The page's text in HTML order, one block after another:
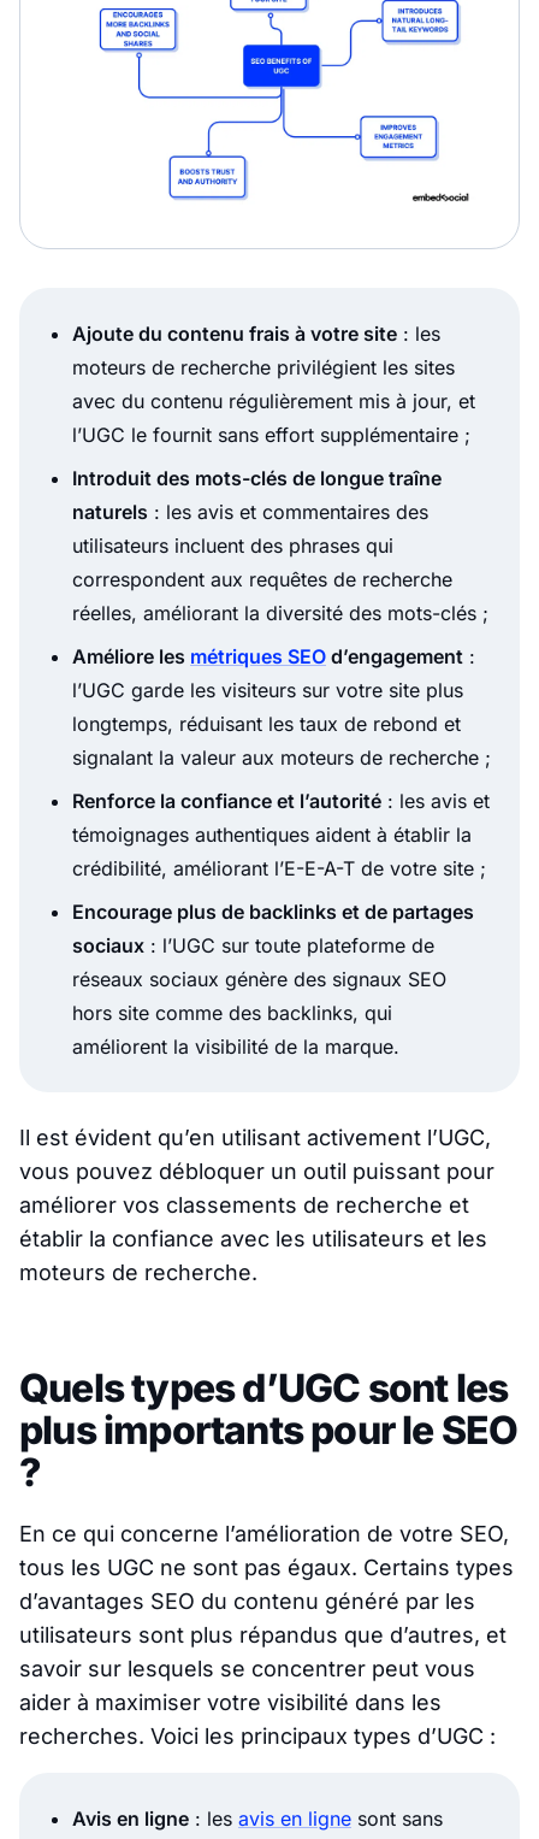
Ajoute du contenu frais à votre site : les
moteurs de recherche privilégient les sites
avec du contenu régulièrement mis à jour, et
l’UGC le fournit sans effort supplémentaire ;
Introduit des mots-clés de longue traîne
naturels : les avis et commentaires des
utilisateurs incluent des phrases qui
correspondent aux requêtes de recherche
réelles, améliorant la diversité des mots-clés ;
Améliore les métriques SEO d’engagement :
l’UGC garde les visiteurs sur votre site plus
longtemps, réduisant les taux de rebond et
signalant la valeur aux moteurs de recherche ;
Renforce la confiance et l’autorité : les avis et
témoignages authentiques aident à établir la
crédibilité, améliorant l’E-E-A-T de votre site ;
Encourage plus de backlinks et de partages
sociaux : l’UGC sur toute plateforme de
réseaux sociaux génère des signaux SEO
hors site comme des backlinks, qui
améliorent la visibilité de la marque.
Il est évident qu’en utilisant activement l’UGC,
vous pouvez débloquer un outil puissant pour
améliorer vos classements de recherche et
établir la confiance avec les utilisateurs et les
moteurs de recherche.
Quels types d’UGC sont les
plus importants pour le SEO
?
En ce qui concerne l’amélioration de votre SEO,
tous les UGC ne sont pas égaux. Certains types
d’avantages SEO du contenu généré par les
utilisateurs sont plus répandus que d’autres, et
savoir sur lesquels se concentrer peut vous
aider à maximiser votre visibilité dans les
recherches. Voici les principaux types d’UGC :
Avis en ligne : les avis en ligne sont sans